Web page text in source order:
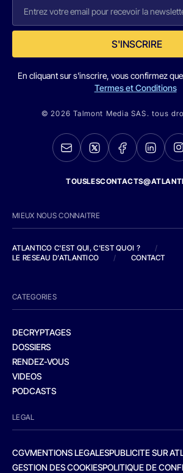
S'INSCRIRE
En cliquant sur s'inscrire, vous confirmez
Termes et Conditions
© 2026 Talmont Media SAS. tous
MIEUX NOUS CONNAITRE
ATLANTICO C'EST QUI, C'EST QUOI ?
/
LE RESEAU D'ATLANTICO
/ CONTACT
CATEGORIES
DECRYPTAGES
DOSSIERS
RENDEZ-VOUS
VIDEOS
PODCASTS
LEGAL
CGVMENTIONS LEGALESPUBLICITE SUR
GESTION DES COOKIESPOLITIQUE DE